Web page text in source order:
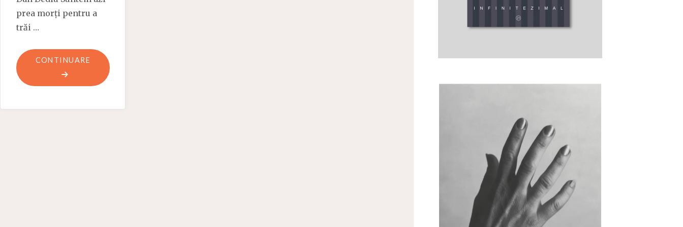
prea morți pentru a
trăi …
CONTINUARE "FRUMOSUL
–